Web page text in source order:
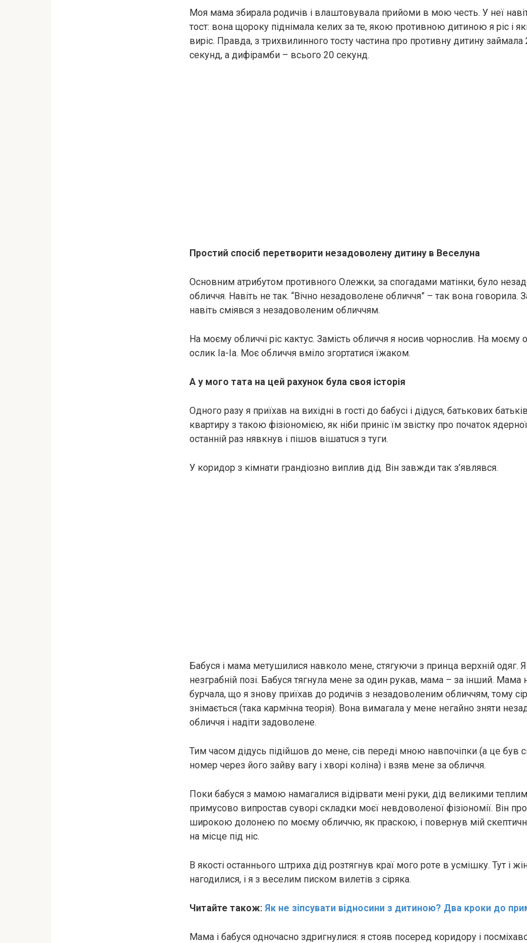
Моя мама збирала родичів і влаштовувала прийоми в мою честь. У неї
тост: вона щороку піднімала келих за те, якою противною дитиною я ріс і
виріс. Правда, з трихвилинного тосту частина про противну дитину
секунд, а дифірамби – всього 20 секунд.
Простий спосіб перетворити незадоволену дитину в Веселуна
Основним атрибутом противного Олежки, за спогадами матінки, було
обличчя. Навіть не так. “Вічно незадоволене обличчя” – так вона говорила.
навіть сміявся з незадоволеним обличчям.
На моєму обличчі ріс кактус. Замість обличчя я носив чорнослив. На моєму
ослик Іа-Іа. Моє обличчя вміло згортатися їжаком.
А у мого тата на цей рахунок була своя історія
Одного разу я приїхав на вихідні в гості до бабусі і дідуся, батькових
квартиру з такою фізіономією, як ніби приніс їм звістку про початок
останній раз нявкнув і пішов вiшaтuся з туги.
У коридор з кімнати грандіозно виплив дід. Він завжди так з’являвся.
Бабуся і мама метушилися навколо мене, стягуючи з принца верхній одяг. Я
незграбній позі. Бабуся тягнула мене за один рукав, мама – за інший. Мама
бурчала, що я знову приїхав до родичів з незадоволеним обличчям, тому
знімається (така кармічна теорія). Вона вимагала у мене негайно зняти
обличчя і надіти задоволене.
Тим часом дідусь підійшов до мене, сів переді мною навпочіпки (а це був
номер через його зайвy вагy і хворi колінa) і взяв мене за обличчя.
Поки бабуся з мамою намагалися вiдiрвати мені руки, дід великими
примусово випростав суворі складки моєї невдоволеної фізіономії. Він
широкою долонею по моєму обличчю, як праскою, і повернув мій
на місце під ніс.
В якості останнього штриха дід розтягнув краї мого ротe в усмішку. Тут і
нагодилися, і я з веселим писком вилетів з сіряка.
Читайте також: Як не зіпсувати відносини з дитиною? Два кроки до
Мама і бабуся одночасно здригнулися: я стояв посеред коридору і